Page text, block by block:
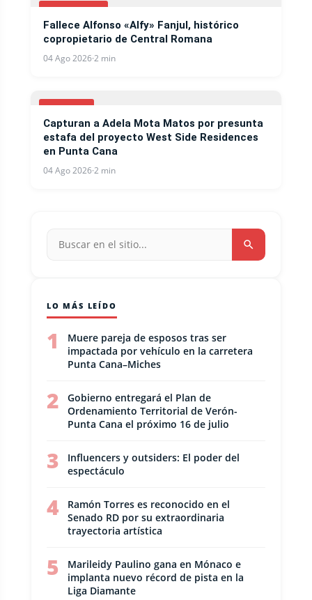
NACIONALES
Fallece Alfonso «Alfy» Fanjul, histórico
copropietario de Central Romana
04 Ago 2026·2 min
NOTICIAS
Capturan a Adela Mota Matos por presunta
estafa del proyecto West Side Residences
en Punta Cana
04 Ago 2026·2 min
LO MÁS LEÍDO
1
Muere pareja de esposos tras ser
impactada por vehículo en la carretera
Punta Cana–Miches
2
Gobierno entregará el Plan de
Ordenamiento Territorial de Verón-
Punta Cana el próximo 16 de julio
3
Influencers y outsiders: El poder del
espectáculo
4
Ramón Torres es reconocido en el
Senado RD por su extraordinaria
trayectoria artística
5
Marileidy Paulino gana en Mónaco e
implanta nuevo récord de pista en la
Liga Diamante